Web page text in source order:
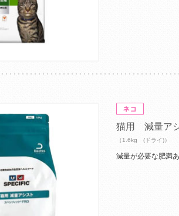
猫用 減量ア
（1.6kg (ドライ)）
減量が必要な肥満